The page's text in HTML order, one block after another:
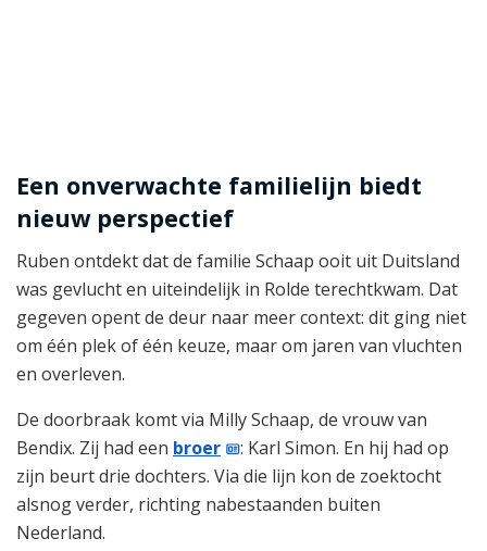
Een onverwachte familielijn biedt
nieuw perspectief
Ruben ontdekt dat de familie Schaap ooit uit Duitsland
was gevlucht en uiteindelijk in Rolde terechtkwam. Dat
gegeven opent de deur naar meer context: dit ging niet
om één plek of één keuze, maar om jaren van vluchten
en overleven.
De doorbraak komt via Milly Schaap, de vrouw van
Bendix. Zij had een broer
: Karl Simon. En hij had op
zijn beurt drie dochters. Via die lijn kon de zoektocht
alsnog verder, richting nabestaanden buiten
Nederland.